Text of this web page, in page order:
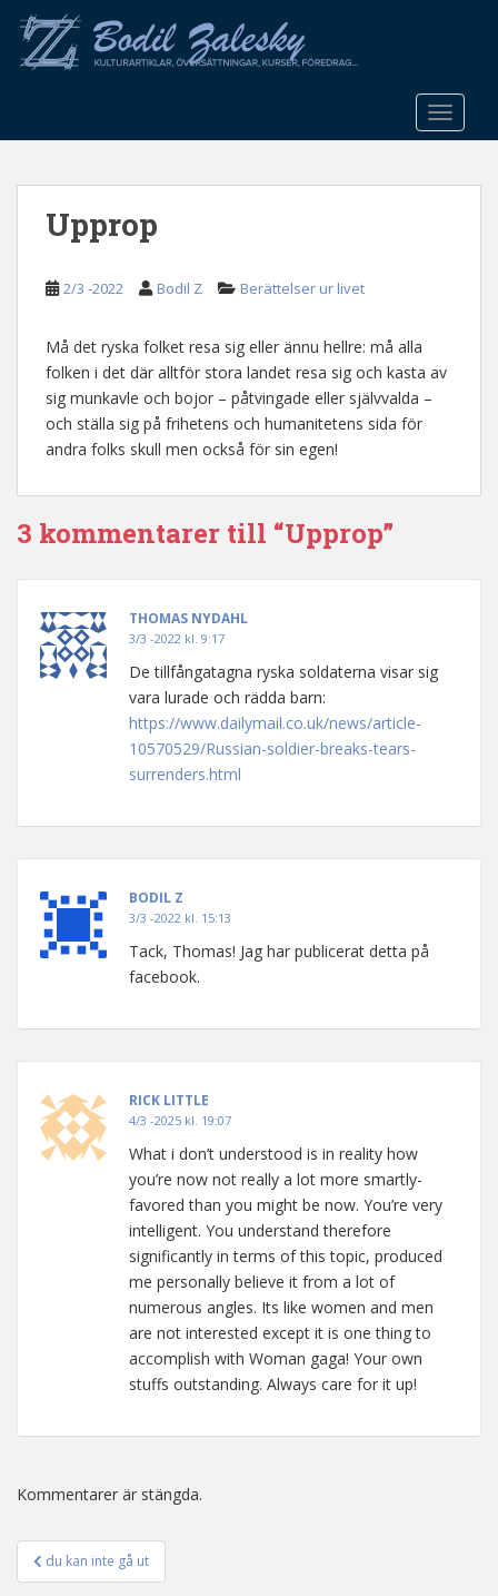
o
Upprop
2/3 -2022 Bodil Z Berättelser ur livet
Må det ryska folket resa sig eller ännu hellre: må alla
folken i det där alltför stora landet resa sig och kasta av
sig munkavle och bojor – påtvingade eller självvalda –
och ställa sig på frihetens och humanitetens sida för
andra folks skull men också för sin egen!
3 kommentarer till “Upprop”
THOMAS NYDAHL
3/3 -2022 kl. 9:17
De tillfångatagna ryska soldaterna visar sig
vara lurade och rädda barn:
https://www.dailymail.co.uk/news/article-
10570529/Russian-soldier-breaks-tears-
surrenders.html
BODIL Z
3/3 -2022 kl. 15:13
Tack, Thomas! Jag har publicerat detta på
facebook.
RICK LITTLE
4/3 -2025 kl. 19:07
What i don’t understood is in reality how
you’re now not really a lot more smartly-
favored than you might be now. You’re very
intelligent. You understand therefore
significantly in terms of this topic, produced
me personally believe it from a lot of
numerous angles. Its like women and men
are not interested except it is one thing to
accomplish with Woman gaga! Your own
stuffs outstanding. Always care for it up!
Kommentarer är stängda.
Inläggsnavigering
du kan inte gå ut